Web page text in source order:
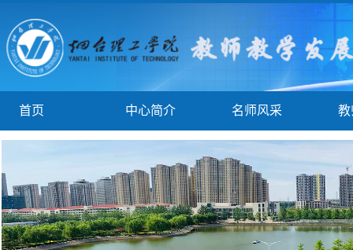
首页 中心简介 名师风采 教